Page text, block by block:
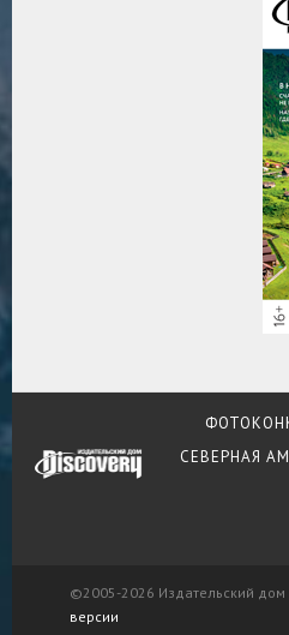
СЕВЕРНАЯ
©2005-2026 Издательский
версии